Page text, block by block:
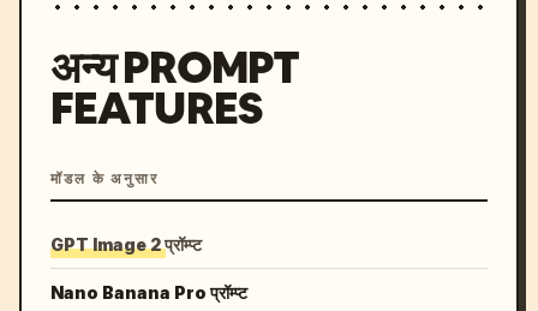
अन्य PROMPT
FEATURES
मॉडल के अनुसार
GPT Image 2 प्रॉम्प्ट
Nano Banana Pro प्रॉम्प्ट